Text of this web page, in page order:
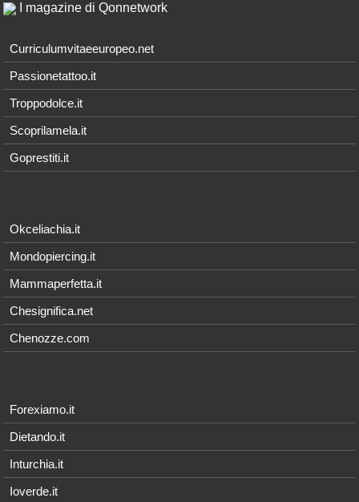
I magazine di Qonnetwork
Curriculumvitaeeuropeo.net
Passionetattoo.it
Troppodolce.it
Scoprilamela.it
Goprestiti.it
Okceliachia.it
Mondopiercing.it
Mammaperfetta.it
Chesignifica.net
Chenozze.com
Forexiamo.it
Dietando.it
Inturchia.it
Ioverde.it